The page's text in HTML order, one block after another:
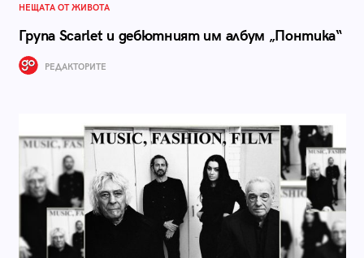
НЕЩАТА ОТ ЖИВОТА
Група Scarlet и дебютният им албум „Понтика“
РЕДАКТОРИТЕ